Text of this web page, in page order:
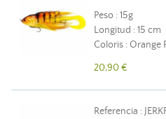
Peso : 15g
Longitud : 15 cm
Coloris : Orange
20,90 €
Referencia :